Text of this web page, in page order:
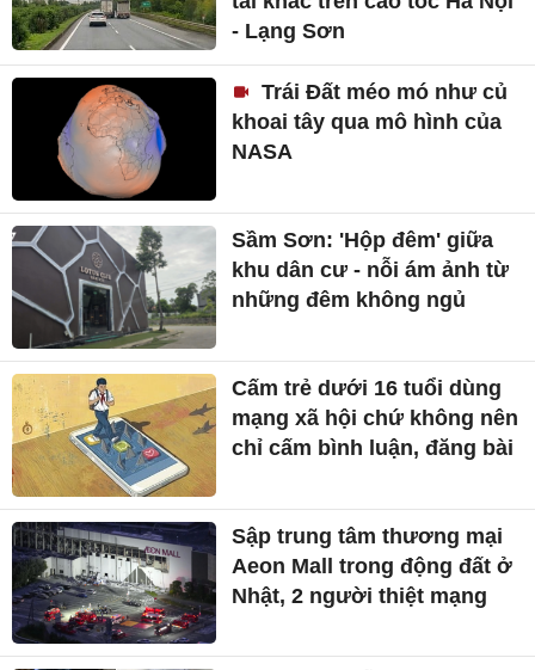
- Lạng Sơn
Trái Đất méo mó như củ
khoai tây qua mô hình của
NASA
Sầm Sơn: 'Hộp đêm' giữa
khu dân cư - nỗi ám ảnh từ
những đêm không ngủ
Cấm trẻ dưới 16 tuổi dùng
mạng xã hội chứ không nên
chỉ cấm bình luận, đăng bài
Sập trung tâm thương mại
Aeon Mall trong động đất ở
Nhật, 2 người thiệt mạng